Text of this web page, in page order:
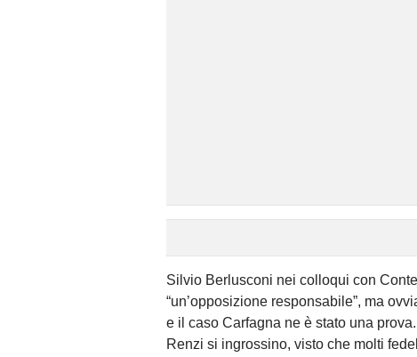
Silvio Berlusconi nei colloqui con
“un’opposizione responsabile”, ma
e il caso Carfagna ne è stato una
Renzi si ingrossino, visto che molti